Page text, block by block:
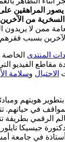
يصور المراهقين
من
ممن لا يريدون
بسبب
المنتدى الخاصة
مقاطع الفيديو
الاحتيال وسلامة
هويتهم
في حياتهم.
الرقمي بطريقة
جيسيكا
أستاذة في جامعة